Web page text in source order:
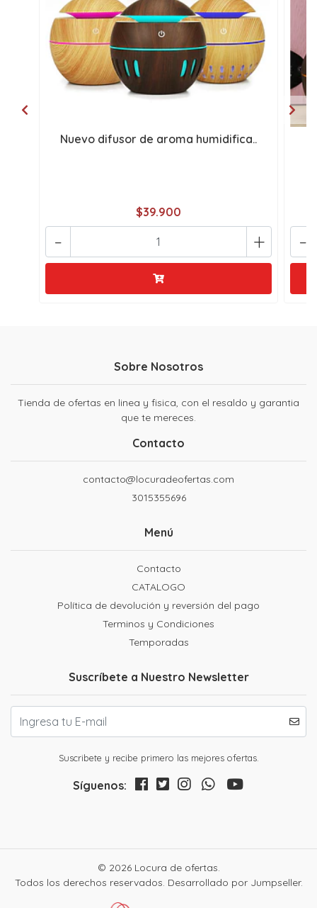
Nuevo difusor de aroma humidifica..
$39.900
+
- -
Sobre Nosotros
Tienda de ofertas en linea y fisica, con el resaldo y garantia
que te mereces.
Contacto
contacto@locuradeofertas.com
3015355696
Menú
Contacto
CATALOGO
Política de devolución y reversión del pago
Terminos y Condiciones
Temporadas
Suscríbete a Nuestro Newsletter
Suscribete y recibe primero las mejores ofertas.
Síguenos:
© 2026 Locura de ofertas.
Todos los derechos reservados. Desarrollado por Jumpseller.